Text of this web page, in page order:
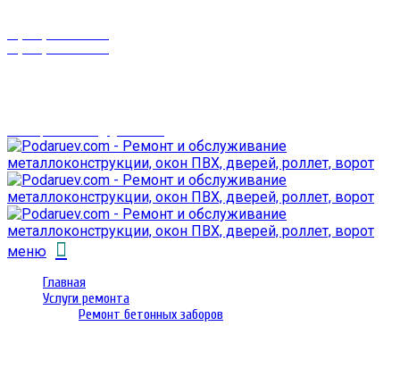
меню
Главная
Услуги ремонта
Ремонт бетонных заборов